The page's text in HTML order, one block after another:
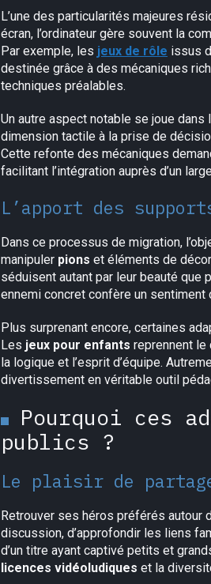
L’une des particularités majeures
écran, l’ordinateur gère souvent la
Par exemple, les jeux de rôle issus
destinée grâce à des mécaniques
techniques préalables.
Un autre aspect notable se joue
dimension tactile à la prise de
Cette refonte des mécaniques
facilitant l’intégration auprès d’un
L’apport des
Dans ce processus de migration,
manipuler pions et éléments de
séduisent autant par leur beauté que
ennemi concret confère un
Plus surprenant encore, certaines
Les jeux pour enfants reprennent le
la logique et l’esprit d’équipe.
divertissement en véritable outil
Pourquoi ces
publics ?
Le plaisir de
Retrouver ses héros préférés autour
discussion, d’approfondir les liens
d’un titre ayant captivé petits et
licences vidéoludiques et la